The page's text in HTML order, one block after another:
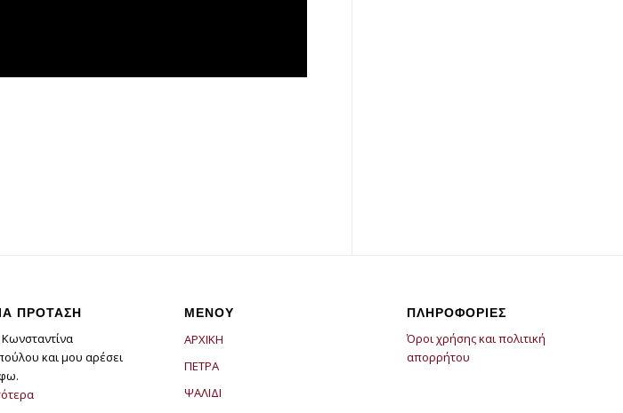
ΠΡΟΤΑΣΗ
Κωνσταντίνα
και μου αρέσει
ΜΕΝΟΥ
ΑΡΧΙΚΗ
ΠΕΤΡΑ
ΨΑΛΙΔΙ
ΠΛΗΡΟΦΟΡΙΕΣ
Όροι χρήσης και πολιτική
απορρήτου